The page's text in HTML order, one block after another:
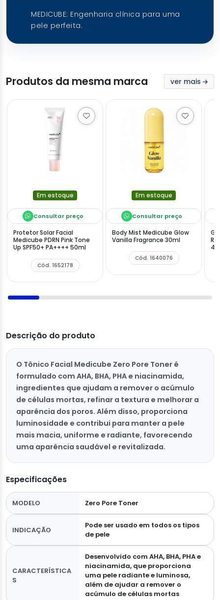
MEDICUBE: Engenharia clínica para uma
pele perfeita.
Produtos da mesma marca ver mais
Em estoque
Consultar preço
Protetor Solar Facial
Medicube PDRN Pink Tone
Up SPF50+ PA++++ 50ml
Cód. 1652178
Em estoque
Consultar preço
Body Mist Medicube Glow
Vanilla Fragrance 30ml
Cód. 1640076
Descrição do produto
O Tônico Facial Medicube Zero Pore Toner é
formulado com AHA, BHA, PHA e niacinamida,
ingredientes que ajudam a remover o acúmulo
de células mortas, refinar a textura e melhorar a
aparência dos poros. Além disso, proporciona
luminosidade e contribui para manter a pele
mais macia, uniforme e radiante, favorecendo
uma aparência saudável e revitalizada.
Especificações
MODELO Zero Pore Toner
INDICAÇÃO
Pode ser usado em todos os tipos
de pele
CARACTERÍSTICA
S
Desenvolvido com AHA, BHA, PHA e
niacinamida, que proporciona
uma pele radiante e luminosa,
além de ajudar a remover o
acúmulo de células mortas